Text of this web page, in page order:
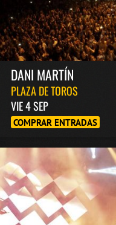
DANI MARTÍN
PLAZA DE TOROS
VIE 4 SEP
COMPRAR ENTRADAS